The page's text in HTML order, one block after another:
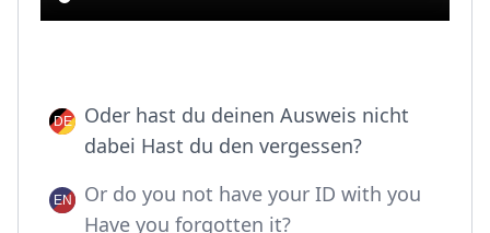
Oder hast du deinen Ausweis nicht
dabei Hast du den vergessen?
Or do you not have your ID with you
Have you forgotten it?